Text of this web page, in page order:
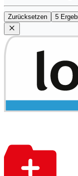
Zurücksetzen 5